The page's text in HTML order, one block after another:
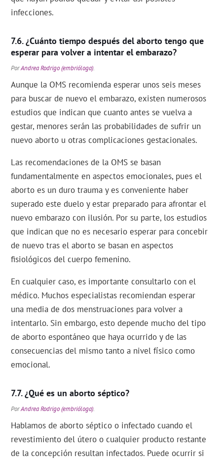
infecciones.
¿Cuánto tiempo después del aborto tengo que
esperar para volver a intentar el embarazo?
PorAndrea Rodrigo (embrióloga).
Aunque la OMS recomienda esperar unos seis meses
para buscar de nuevo el embarazo, existen numerosos
estudios que indican que cuanto antes se vuelva a
gestar, menores serán las probabilidades de sufrir un
nuevo aborto u otras complicaciones gestacionales.
Las recomendaciones de la OMS se basan
fundamentalmente en aspectos emocionales, pues el
aborto es un duro trauma y es conveniente haber
superado este duelo y estar preparado para afrontar el
nuevo embarazo con ilusión. Por su parte, los estudios
que indican que no es necesario esperar para concebir
de nuevo tras el aborto se basan en aspectos
fisiológicos del cuerpo femenino.
En cualquier caso, es importante consultarlo con el
médico. Muchos especialistas recomiendan esperar
una media de dos menstruaciones para volver a
intentarlo. Sin embargo, esto depende mucho del tipo
de aborto espontáneo que haya ocurrido y de las
consecuencias del mismo tanto a nivel físico como
emocional.
¿Qué es un aborto séptico?
PorAndrea Rodrigo (embrióloga).
Hablamos de aborto séptico o infectado cuando el
revestimiento del útero o cualquier producto restante
de la concepción resultan infectados. Puede ocurrir si